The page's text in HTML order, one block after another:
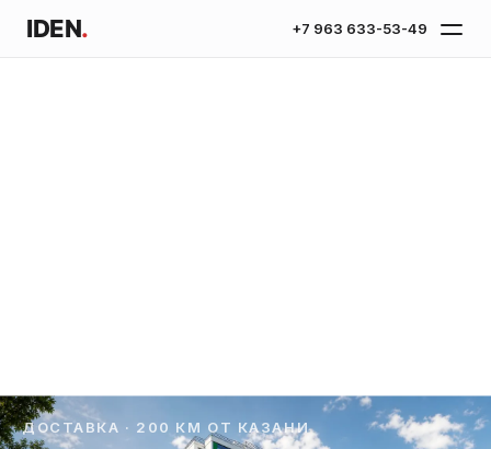
IDEN. +7 963 633-53-49
ДОСТАВКА · 200 КМ ОТ КАЗАНИ